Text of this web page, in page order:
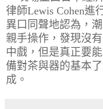
律師Lewis Cohen進
異口同聲地認為，
親手操作，發現沒
中戲，但是真正要
備對茶與器的基本
成。